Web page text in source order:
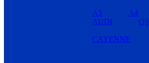
A3 A4
AUDI
Q3
CAYENNE